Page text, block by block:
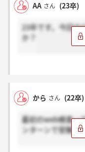
AA さん (23卒)
23卒です。今回の
か？
から さん (22卒)
最初のweb検査っ
ンターンで受験